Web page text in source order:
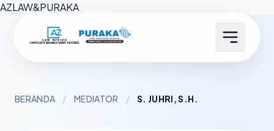
AZLAW&PURAKA
BERANDA / MEDIATOR / S. JUHRI, S.H.